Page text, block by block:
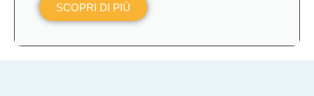
SCOPRI DI PIÙ